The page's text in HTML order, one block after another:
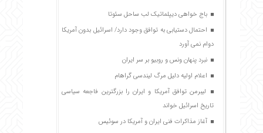
باج خواهی دیپلماتیک لب ساحل سئوتا
احتمال دستیابی به توافق وجود دارد/ اسرائیل بدون آمریکا
دوام نمی آورد
نبرد پنهان ونس و روبیو بر سر ایران
اعلام اولیه دلیل مرگ لیندسی گراهام
لیبرمن توافق آمریکا و ایران را بزرگترین فاجعه سیاسی
تاریخ اسرائیل خواند
آغاز مذاکرات فنی ایران و آمریکا در سوئیس